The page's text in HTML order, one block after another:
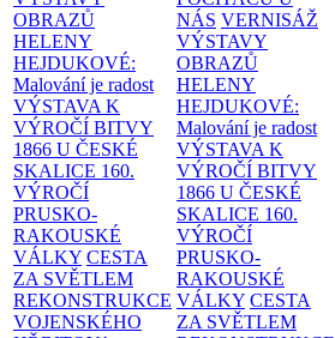
OBRAZŮ
HELENY
HEJDUKOVÉ:
Malování je radost
VÝSTAVA K
VÝROČÍ BITVY
1866 U ČESKÉ
SKALICE 160.
VÝROČÍ
PRUSKO-
RAKOUSKÉ
VÁLKY CESTA
ZA SVĚTLEM
REKONSTRUKCE
VOJENSKÉHO
NÁS VERNISÁŽ
VÝSTAVY
OBRAZŮ
HELENY
HEJDUKOVÉ:
Malování je radost
VÝSTAVA K
VÝROČÍ BITVY
1866 U ČESKÉ
SKALICE 160.
VÝROČÍ
PRUSKO-
RAKOUSKÉ
VÁLKY CESTA
ZA SVĚTLEM